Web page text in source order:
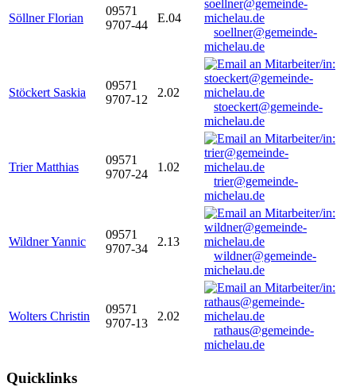
Söllner Florian
09571
9707-44
E.04
soellner@gemeinde-
michelau.de
Stöckert Saskia
09571
9707-12
2.02
stoeckert@gemeinde-
michelau.de
Trier Matthias
09571
9707-24
1.02
trier@gemeinde-
michelau.de
Wildner Yannic
09571
9707-34
2.13
wildner@gemeinde-
michelau.de
Wolters Christin
09571
9707-13
2.02
rathaus@gemeinde-
michelau.de
Quicklinks